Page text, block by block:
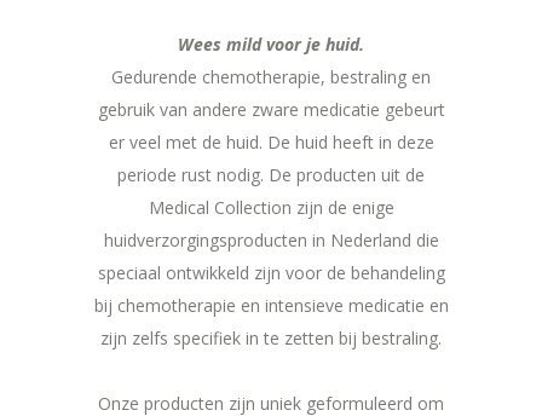
Wees mild voor je huid.
Gedurende chemotherapie, bestraling en
gebruik van andere zware medicatie gebeurt
er veel met de huid. De huid heeft in deze
periode rust nodig. De producten uit de
Medical Collection zijn de enige
huidverzorgingsproducten in Nederland die
speciaal ontwikkeld zijn voor de behandeling
bij chemotherapie en intensieve medicatie en
zijn zelfs specifiek in te zetten bij bestraling.
Onze producten zijn uniek geformuleerd om